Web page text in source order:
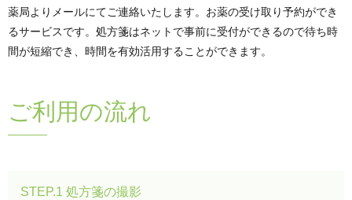
薬局よりメールにてご連絡いたします。お薬の受け取り予約ができ
るサービスです。処方箋はネットで事前に受付ができるので待ち時
間が短縮でき、時間を有効活用することができます。
ご利用の流れ
STEP.1 処方箋の撮影